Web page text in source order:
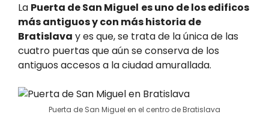
La Puerta de San Miguel es uno de los edificos
más antiguos y con más historia de
Bratislava y es que, se trata de la única de las
cuatro puertas que aún se conserva de los
antiguos accesos a la ciudad amurallada.
Puerta de San Miguel en el centro de Bratislava